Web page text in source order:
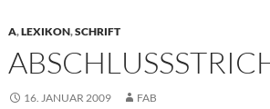
A,LEXIKON,SCHRIFT
ABSCHLUSSSTRICH
16. JANUAR 2009 FAB